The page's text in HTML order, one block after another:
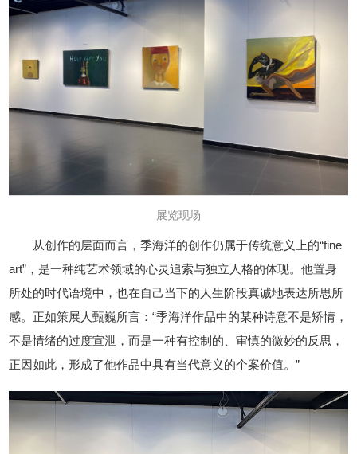
展览现场
从创作的层面而言，季海洋的创作仍属于传统意义上的“fine
art”，是一种纯艺术领域的心灵追索与独立人格的体现。他置身
所处的时代语境中，也在自己当下的人生阶段真诚地表达所思所
感。正如策展人甄巍所言：“季海洋作品中的某种诗意不是矫情，
不是情绪的过度宣泄，而是一种有控制的、审慎的微妙的反思，
正因如此，形成了他作品中具有当代意义的个案价值。”